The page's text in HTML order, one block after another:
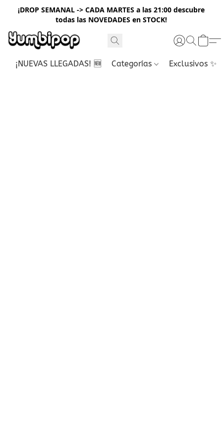
¡DROP SEMANAL -> CADA MARTES a las 21:00 descubre
todas las NOVEDADES en STOCK!
¡NUEVAS LLEGADAS! 🆕 Categorías Exclusivos ✨